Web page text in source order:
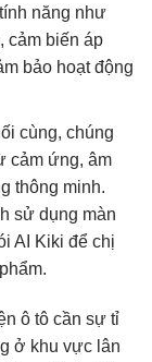
năng như
cảm biến áp
bảo hoạt động
cùng, chúng
cảm ứng, âm
thông minh.
sử dụng màn
AI Kiki để chị
ô tô cần sự tỉ
ở khu vực lân